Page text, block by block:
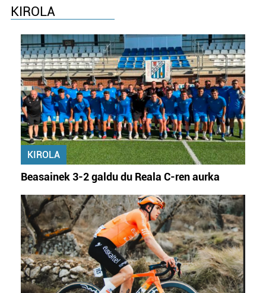
KIROLA
KIROLA
Beasainek 3-2 galdu du Reala C-ren aurka